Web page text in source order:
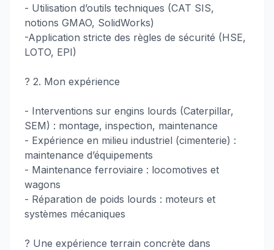
- Utilisation d’outils techniques (CAT SIS,
notions GMAO, SolidWorks)
-Application stricte des règles de sécurité (HSE,
LOTO, EPI)
?️ 2. Mon expérience
- Interventions sur engins lourds (Caterpillar,
SEM) : montage, inspection, maintenance
- Expérience en milieu industriel (cimenterie) :
maintenance d’équipements
- Maintenance ferroviaire : locomotives et
wagons
- Réparation de poids lourds : moteurs et
systèmes mécaniques
? Une expérience terrain concrète dans